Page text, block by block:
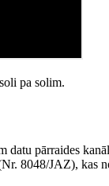
pa solim.
datu pārraides
8048/JAZ), kas